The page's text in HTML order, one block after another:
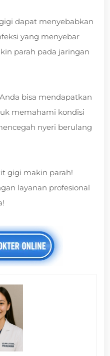
dapat menyebabkan
yang menyebar
parah pada jaringan
bisa mendapatkan
memahami kondisi
nyeri berulang
gigi makin parah!
layanan profesional